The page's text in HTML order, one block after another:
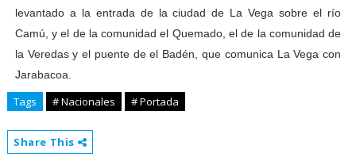
levantado a la entrada de la ciudad de La Vega sobre el río
Camú, y el de la comunidad el Quemado, el de la comunidad de
la Veredas y el puente de el Badén, que comunica La Vega con
Jarabacoa.
Tags # Nacionales # Portada
Share This